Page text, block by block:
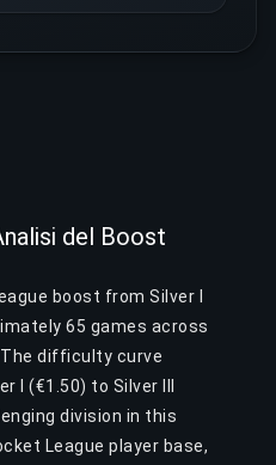
del Boost
boost from Silver I
65 games across
difficulty curve
I (€1.50) to Silver III
division in this
League player base,